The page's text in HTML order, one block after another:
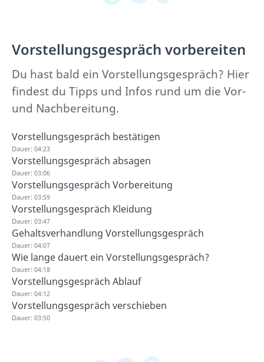
Vorstellungsgespräch vorbereiten
Du hast bald ein Vorstellungsgespräch? Hier
findest du Tipps und Infos rund um die Vor-
und Nachbereitung.
Vorstellungsgespräch bestätigen
Dauer: 04:23
Vorstellungsgespräch absagen
Dauer: 03:06
Vorstellungsgespräch Vorbereitung
Dauer: 03:59
Vorstellungsgespräch Kleidung
Dauer: 03:47
Gehaltsverhandlung Vorstellungsgespräch
Dauer: 04:07
Wie lange dauert ein Vorstellungsgespräch?
Dauer: 04:18
Vorstellungsgespräch Ablauf
Dauer: 04:12
Vorstellungsgespräch verschieben
Dauer: 03:50